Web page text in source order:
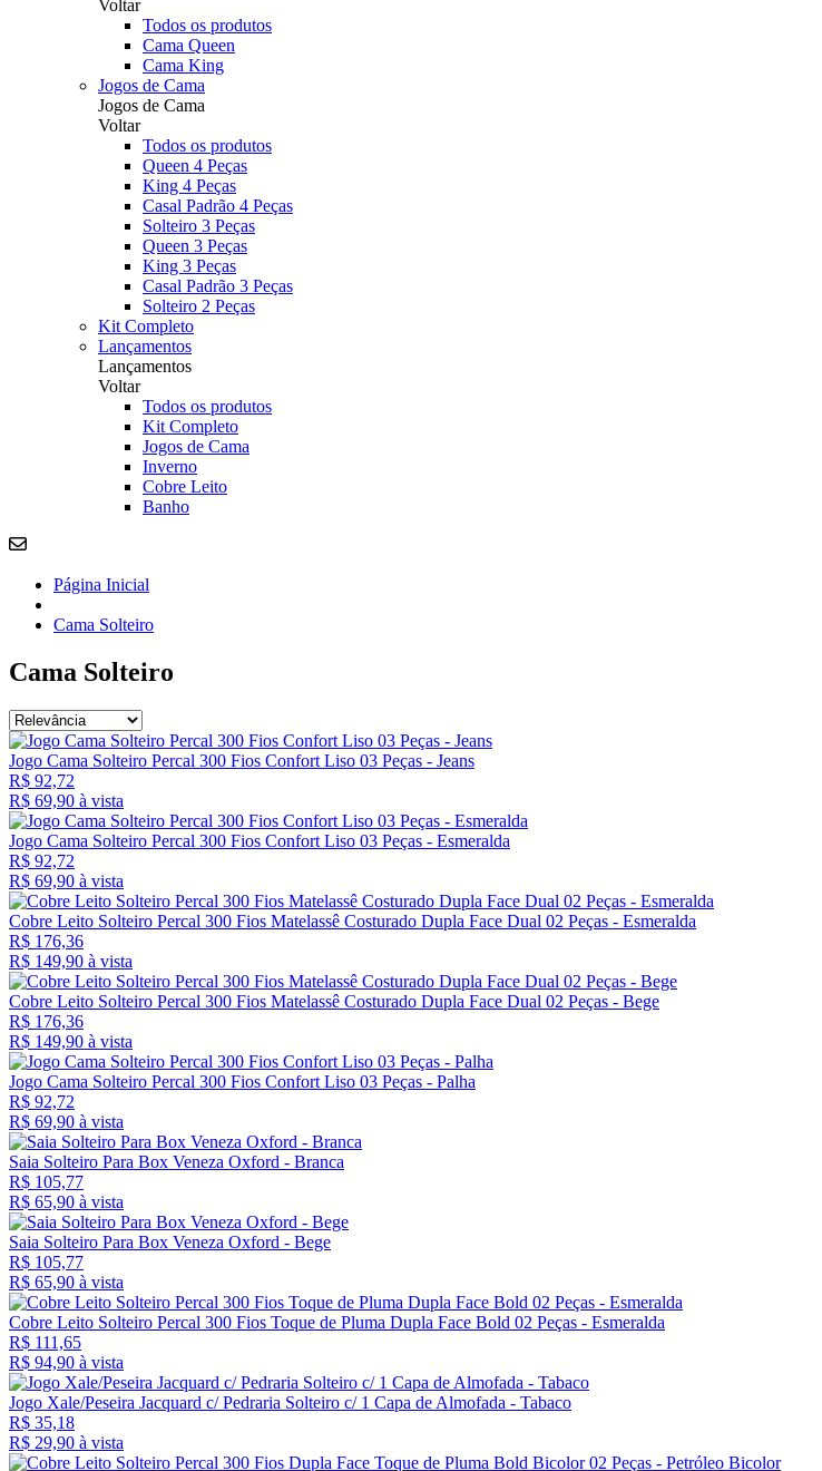
Voltar
Todos os produtos
Cama Queen
Cama King
Jogos de Cama
Jogos de Cama
Voltar
Todos os produtos
Queen 4 Peças
King 4 Peças
Casal Padrão 4 Peças
Solteiro 3 Peças
Queen 3 Peças
King 3 Peças
Casal Padrão 3 Peças
Solteiro 2 Peças
Kit Completo
Lançamentos
Lançamentos
Voltar
Todos os produtos
Kit Completo
Jogos de Cama
Inverno
Cobre Leito
Banho
Página Inicial
Cama Solteiro
Cama Solteiro
Jogo Cama Solteiro Percal 300 Fios Confort Liso 03 Peças - Jeans
R$ 92,72
R$ 69,90 à vista
Jogo Cama Solteiro Percal 300 Fios Confort Liso 03 Peças - Esmeralda
R$ 92,72
R$ 69,90 à vista
Cobre Leito Solteiro Percal 300 Fios Matelassê Costurado Dupla Face Dual 02 Peças - Esmeralda
R$ 176,36
R$ 149,90 à vista
Cobre Leito Solteiro Percal 300 Fios Matelassê Costurado Dupla Face Dual 02 Peças - Bege
R$ 176,36
R$ 149,90 à vista
Jogo Cama Solteiro Percal 300 Fios Confort Liso 03 Peças - Palha
R$ 92,72
R$ 69,90 à vista
Saia Solteiro Para Box Veneza Oxford - Branca
R$ 105,77
R$ 65,90 à vista
Saia Solteiro Para Box Veneza Oxford - Bege
R$ 105,77
R$ 65,90 à vista
Cobre Leito Solteiro Percal 300 Fios Toque de Pluma Dupla Face Bold 02 Peças - Esmeralda
R$ 111,65
R$ 94,90 à vista
Jogo Xale/Peseira Jacquard c/ Pedraria Solteiro c/ 1 Capa de Almofada - Tabaco
R$ 35,18
R$ 29,90 à vista